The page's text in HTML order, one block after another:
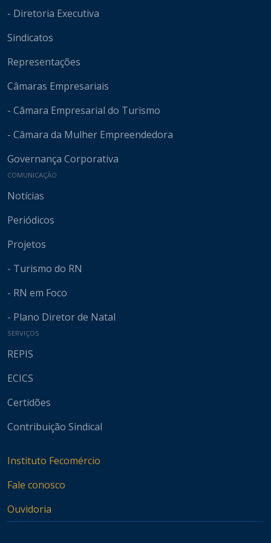
- Diretoria Executiva
Sindicatos
Representações
Câmaras Empresariais
- Câmara Empresarial do Turismo
- Câmara da Mulher Empreendedora
Governança Corporativa
COMUNICAÇÃO
Notícias
Periódicos
Projetos
- Turismo do RN
- RN em Foco
- Plano Diretor de Natal
SERVIÇOS
REPIS
ECICS
Certidões
Contribuição Sindical
Instituto Fecomércio
Fale conosco
Ouvidoria